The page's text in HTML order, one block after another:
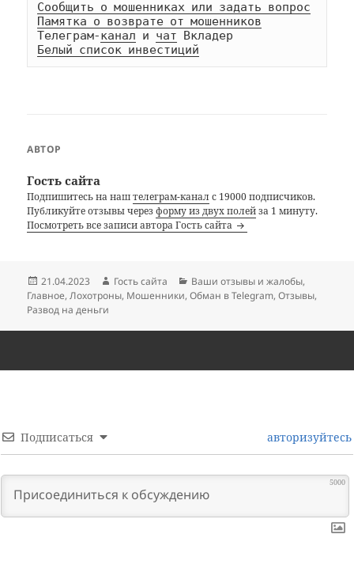
Сообщить о мошенниках или задать вопрос
Памятка о возврате от мошенников
Телеграм-канал и чат
Белый список инвестиций
АВТОР
Гость сайта
Подпишитесь на наштелеграм-каналс 19000 подписчиков.
Публикуйте отзывы черезформу из двух полейза 1 минуту.
Посмотреть все записи автора Гость сайта
Опубликовано
21.04.2023 Автор
Гость сайта Рубрики
Ваши отзывы и жалобы,
Главное,Лохотроны, Мошенники,Обман в Telegram,Отзывы,
Развод на деньги
Подписаться авторизуйтесь
5000